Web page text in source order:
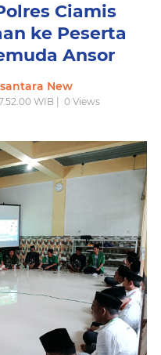
Ciamis
ke Peserta
Ansor
New
WIB | 0Views